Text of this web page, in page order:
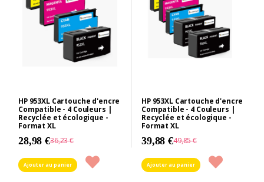
HP 953XL Cartouche d'encre
Compatible - 4 Couleurs |
Recyclée et écologique -
Format XL
28,98 €36,23 €
Ajouter au panier
HP 953XL Cartouche d'encre
Compatible - 4 Couleurs |
Recyclée et écologique -
Format XL
39,88 €49,85 €
Ajouter au panier